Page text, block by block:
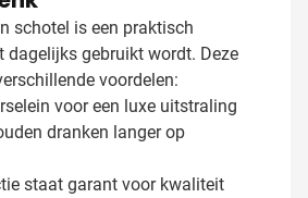
schotel is een praktisch
dagelijks gebruikt wordt. Deze
voordelen:
voor een luxe uitstraling
dranken langer op
staat garant voor kwaliteit